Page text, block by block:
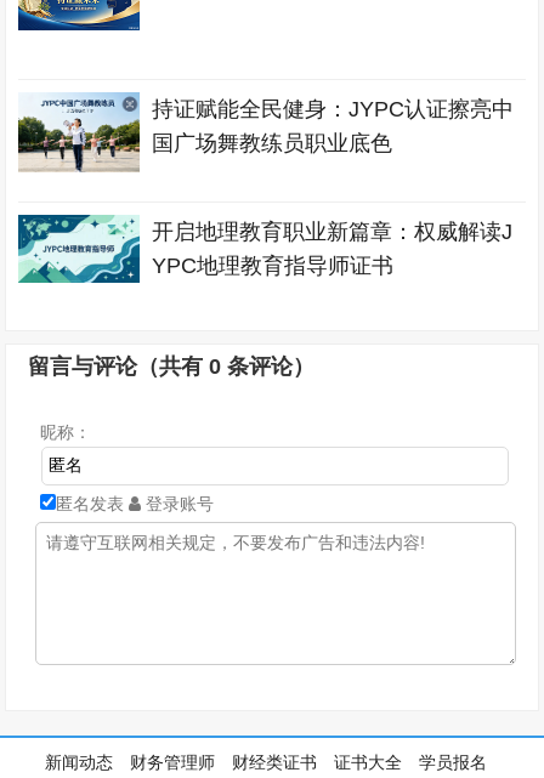
持证赋能全民健身：JYPC认证擦亮中
国广场舞教练员职业底色
开启地理教育职业新篇章：权威解读J
YPC地理教育指导师证书
留言与评论（共有0 条评论）
昵称：
匿名发表 登录账号
新闻动态 财务管理师 财经类证书 证书大全 学员报名